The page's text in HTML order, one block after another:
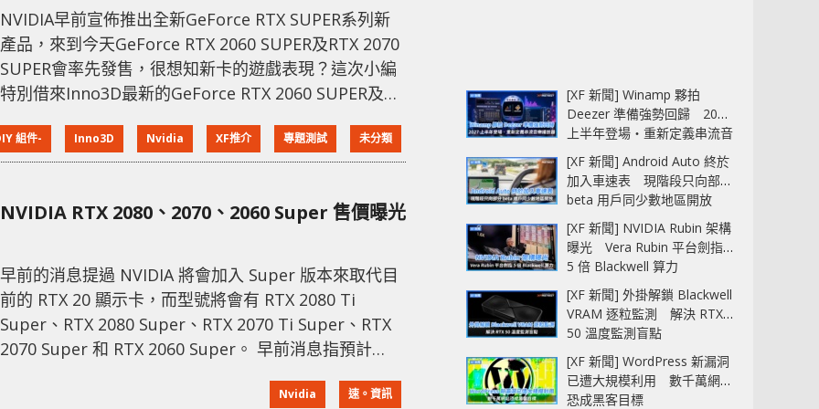
NVIDIA早前宣佈推出全新GeForce RTX SUPER系列新
產品，來到今天GeForce RTX 2060 SUPER及RTX 2070
SUPER會率先發售，很想知新卡的遊戲表現？這次小編
特別借來Inno3D最新的GeForce RTX 2060 SUPER及
2060及RTX 2070一起比個高低。 GeForce RTX 2060
SUPER GeForce RTX 2060 SUPER是GeFor
組件- Inno3D Nvidia XF推介 專題測試 未分類
NVIDIA RTX 2080、2070、2060 Super 售價曝光
早前的消息提過 NVIDIA 將會加入 Super 版本來取代目
前的 RTX 20 顯示卡，而型號將會有 RTX 2080 Ti
Super、RTX 2080 Super、RTX 2070 Ti Super、RTX
2070 Super 和 RTX 2060 Super。 早前消息指預計
並沒有，現時預計的公佈會於 7 月 2 日，而一個星期後
Nvidia 速。資訊
[XF 新聞] Winamp 夥拍
Deezer 準備強勢回歸 2027
上半年登場‧重新定義串流音
樂播放器
[XF 新聞] Android Auto 終於
加入車速表 現階段只向部分
beta 用戶同少數地區開放
[XF 新聞] NVIDIA Rubin 架構
曝光 Vera Rubin 平台劍指
5 倍 Blackwell 算力
[XF 新聞] 外掛解鎖 Blackwell
VRAM 逐粒監測 解決 RTX
50 溫度監測盲點
[XF 新聞] WordPress 新漏洞
已遭大規模利用 數千萬網站
恐成黑客目標